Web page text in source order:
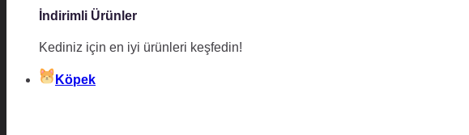
İndirimli Ürünler
Kediniz için en iyi ürünleri keşfedin!
Köpek